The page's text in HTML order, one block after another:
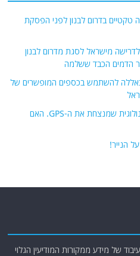
טקטיים בדרום לבנון לפני הפסקת
מישראל לסגת מדרום לבנון
הדמים הכבד ששלמה
להשתמש בכספים המופשרים של
טיל ה-DART האוקראיני: פשטות טכנולוגית שמנצחת את ה-GPS. האם
הנייר!
של מידע ממקורות המודיעין הגלוי